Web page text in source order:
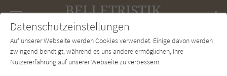
SUCHE Forum Charts Newsletter
Datenschutzeinstellungen
Auf unserer Webseite werden Cookies verwendet. Einige davon werden
zwingend benötigt, während es uns andere ermöglichen, Ihre
Nutzererfahrung auf unserer Webseite zu verbessern.